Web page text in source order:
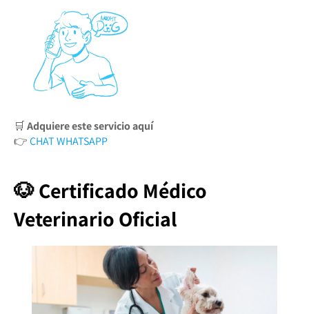
🛒Adquiere este servicio aquí
👉CHAT WHATSAPP
🐶 Certificado Médico
Veterinario Oficial